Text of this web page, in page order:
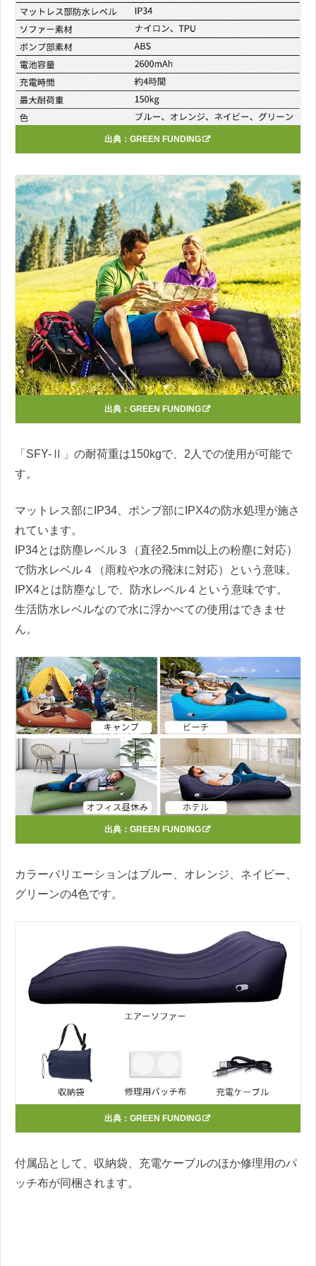
出典： GREEN FUNDING
出典： GREEN FUNDING
「SFY-Ⅱ」の耐荷重は150kgで、2人での使用が可能で
す。
マットレス部にIP34、ポンプ部にIPX4の防水処理が施さ
れています。
IP34とは防塵レベル３（直径2.5mm以上の粉塵に対応）
で防水レベル４（雨粒や水の飛沫に対応）という意味。
IPX4とは防塵なしで、防水レベル４という意味です。
生活防水レベルなので水に浮かべての使用はできませ
ん。
出典： GREEN FUNDING
カラーバリエーションはブルー、オレンジ、ネイビー、
グリーンの4色です。
出典： GREEN FUNDING
付属品として、収納袋、充電ケーブルのほか修理用のパ
ッチ布が同梱されます。